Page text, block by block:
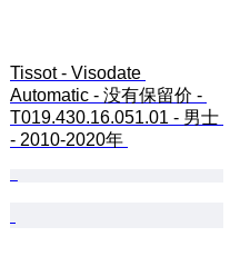
Tissot - Visodate
Automatic - 没有保留价 -
T019.430.16.051.01 - 男士
- 2010-2020年